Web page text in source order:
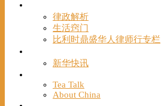
律政解析
生活窍门
比利时鼎盛华人律师行专栏
新华快讯
Tea Talk
About China